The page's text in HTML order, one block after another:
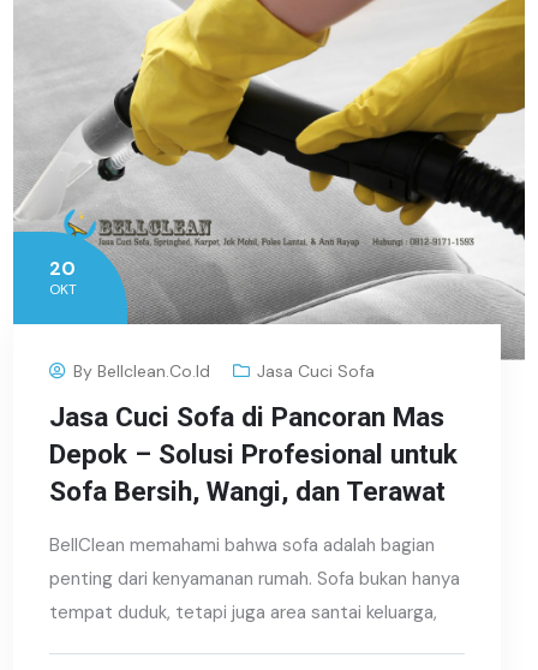
20
OKT
ByBellclean.co.id Jasa Cuci Sofa
Jasa Cuci Sofa di Pancoran Mas
Depok – Solusi Profesional untuk
Sofa Bersih, Wangi, dan Terawat
BellClean memahami bahwa sofa adalah bagian
penting dari kenyamanan rumah. Sofa bukan hanya
tempat duduk, tetapi juga area santai keluarga,